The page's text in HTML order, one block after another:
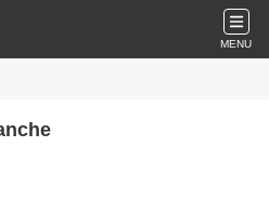
MENU